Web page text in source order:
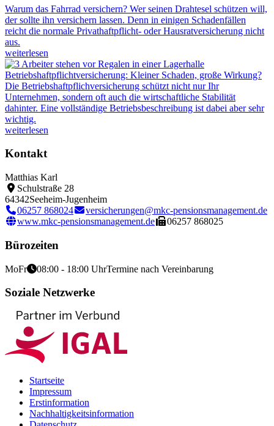
Warum das Fahrrad versichern? Wer seinen Drahtesel schützen will,
der sollte ihn versichern lassen. Denn in einigen Schadenfällen
reicht die normale Privathaftpflicht- oder Hausratversicherung nicht
aus.
weiterlesen
Betriebshaftpflichtversicherung: Kleiner Schaden, große Wirkung?
Die Betriebshaftpflichversicherung schützt nicht nur Ihr
Unternehmen, sondern oft auch die wirtschaftliche Stabilität
dahinter. Eine vollständige Betriebsbeschreibung ist dabei aber sehr
wichtig.
weiterlesen
Kontakt
Matthias Karl
Schulstraße 28
64342Seeheim-Jugenheim
06257 868024
versicherungen@mkc-pensionsmanagement.de
www.mkc-pensionsmanagement.de
06257 868025
Bürozeiten
MoFr 08:00 - 18:00 UhrTermine nach Vereinbarung
Soziale Netzwerke
Startseite
Impressum
Erstinformation
Nachhaltigkeitsinformation